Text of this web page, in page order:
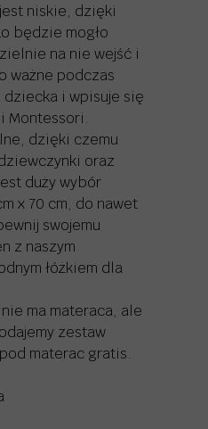
niskie, dzięki
będzie mogło
na nie wejść i
ważne podczas
i wpisuje się
Montessori.
dzięki czemu
oraz
duży wybór
x 70 cm, do nawet
swojemu
z naszym
łóżkiem dla
ma materaca, ale
zestaw
materac gratis.